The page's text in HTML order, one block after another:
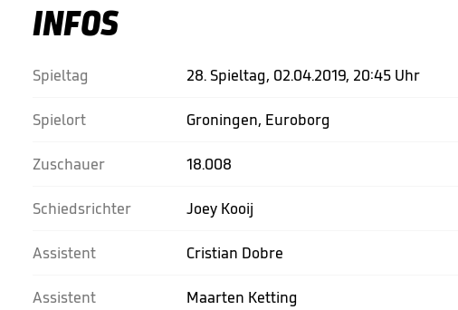
INFOS
Spieltag
Spielort
Zuschauer
Schiedsrichter
Assistent
Assistent
28. Spieltag, 02.04.2019, 20:45 Uhr
Groningen, Euroborg
18.008
Joey Kooij
Cristian Dobre
Maarten Ketting